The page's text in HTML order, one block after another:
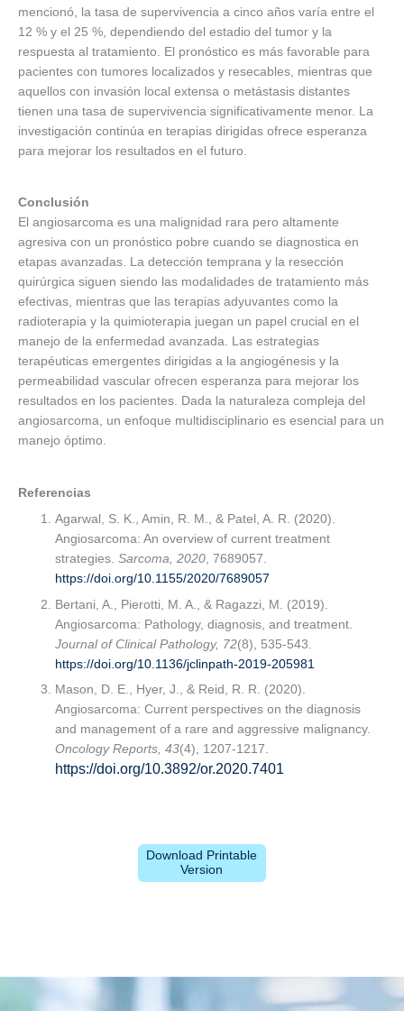
mencionó, la tasa de supervivencia a cinco años varía entre el
12 % y el 25 %, dependiendo del estadio del tumor y la
respuesta al tratamiento. El pronóstico es más favorable para
pacientes con tumores localizados y resecables, mientras que
aquellos con invasión local extensa o metástasis distantes
tienen una tasa de supervivencia significativamente menor. La
investigación continúa en terapias dirigidas ofrece esperanza
para mejorar los resultados en el futuro.
Conclusión
El angiosarcoma es una malignidad rara pero altamente
agresiva con un pronóstico pobre cuando se diagnostica en
etapas avanzadas. La detección temprana y la resección
quirúrgica siguen siendo las modalidades de tratamiento más
efectivas, mientras que las terapias adyuvantes como la
radioterapia y la quimioterapia juegan un papel crucial en el
manejo de la enfermedad avanzada. Las estrategias
terapéuticas emergentes dirigidas a la angiogénesis y la
permeabilidad vascular ofrecen esperanza para mejorar los
resultados en los pacientes. Dada la naturaleza compleja del
angiosarcoma, un enfoque multidisciplinario es esencial para un
manejo óptimo.
Referencias
Agarwal, S. K., Amin, R. M., & Patel, A. R. (2020).
Angiosarcoma: An overview of current treatment
strategies.Sarcoma, 2020 , 7689057.
https://doi.org/10.1155/2020/7689057
Bertani, A., Pierotti, M. A., & Ragazzi, M. (2019).
Angiosarcoma: Pathology, diagnosis, and treatment.
Journal of Clinical Pathology, 72(8), 535-543.
https://doi.org/10.1136/jclinpath-2019-205981
Mason, D. E., Hyer, J., & Reid, R. R. (2020).
Angiosarcoma: Current perspectives on the diagnosis
and management of a rare and aggressive malignancy.
Oncology Reports, 43(4), 1207-1217.
https://doi.org/10.3892/or.2020.7401
Download Printable
Version